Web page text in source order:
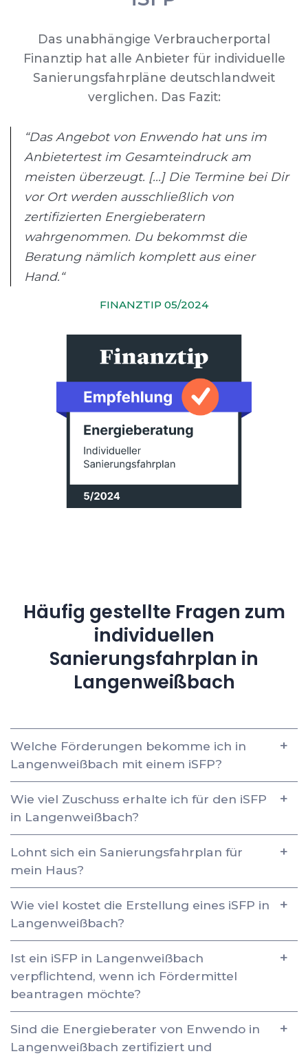
Das unabhängige Verbraucherportal
Finanztip hat alle Anbieter für individuelle
Sanierungsfahrpläne deutschlandweit
verglichen. Das Fazit:
“Das Angebot von Enwendo hat uns im
Anbietertest im Gesamteindruck am
meisten überzeugt. [...] Die Termine bei Dir
vor Ort werden ausschließlich von
zertifizierten Energieberatern
wahrgenommen. Du bekommst die
Beratung nämlich komplett aus einer
Hand.“
FINANZTIP 05/2024
Häufig gestellte Fragen zum
individuellen
Sanierungsfahrplan in
Langenweißbach
Welche Förderungen bekomme ich in
Langenweißbach mit einem iSFP?
Wie viel Zuschuss erhalte ich für den iSFP
in Langenweißbach?
Lohnt sich ein Sanierungsfahrplan für
mein Haus?
Wie viel kostet die Erstellung eines iSFP in
Langenweißbach?
Ist ein iSFP in Langenweißbach
verpflichtend, wenn ich Fördermittel
beantragen möchte?
Sind die Energieberater von Enwendo in
Langenweißbach zertifiziert und